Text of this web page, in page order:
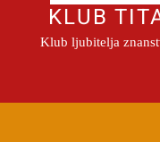
KLUB
Klub ljubitelja